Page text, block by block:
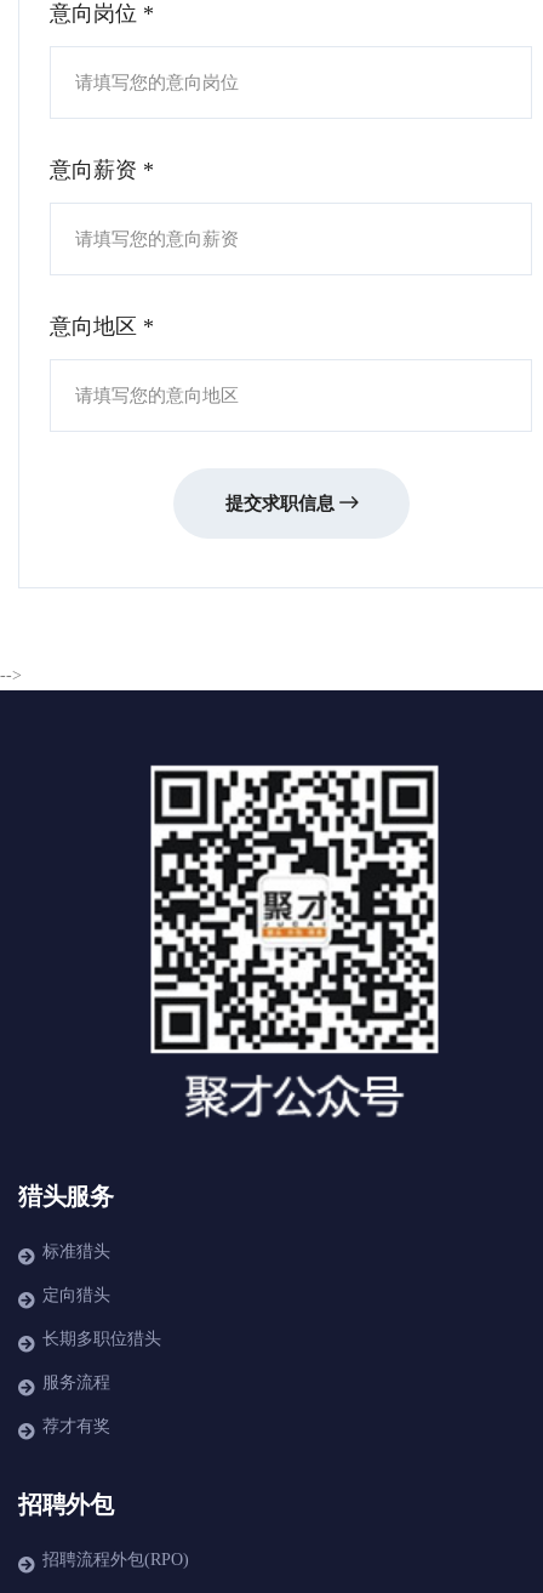
意向岗位 *
意向薪资 *
意向地区 *
提交求职信息
-->
猎头服务
标准猎头
定向猎头
长期多职位猎头
服务流程
荐才有奖
招聘外包
招聘流程外包(RPO)